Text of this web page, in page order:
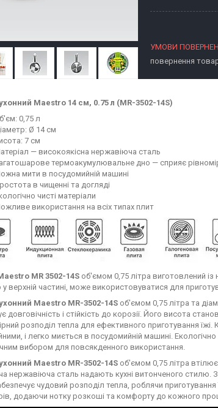
повернення
Maestro 14 см, 0.75 л (MR-3502-14S)
0,75 л
Ø 14 см
7 см
— високоякісна нержавіюча сталь
термоакумулювальне дно — сприяє
мити в посудомийній машині
в чищенні та догляді
чисті матеріали
використання на всіх типах плит
MR 3502-14S об'ємом 0,75 літра виготовлений
верхній частині, може використовуватися для
Maestro MR-3502-14S об'ємом 0,75 літра та
довговічність і стійкість до корозії. Його висота
розподіл тепла для ефективного приготування
і легко миється в посудомийній машині.
вибором для повсякденного використання.
Maestro MR-3502-14S об'ємом 0,75 літра втілює
нержавіюча сталь надають кухні витонченого
чудовий розподіл тепла, роблячи
додаючи нотку розкоші та комфорту до кожного